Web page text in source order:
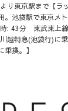
り東京駅まで【
。池袋駅で東京メ
: 43分 東武東上
越特急(池袋行)に
乗換。】